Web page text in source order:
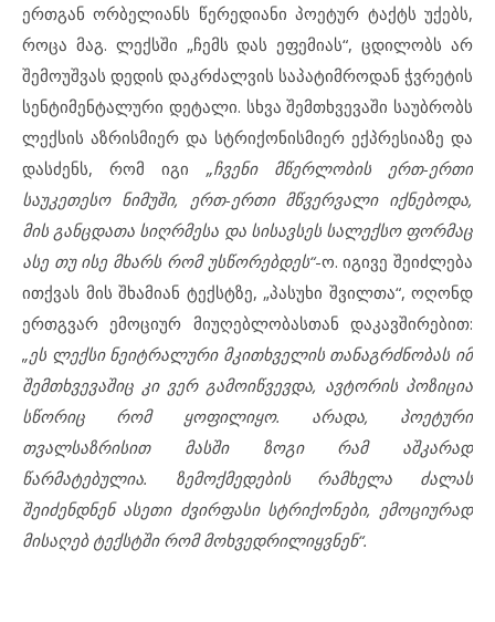
ერთგან ორბელიანს წერედიანი პოეტურ ტაქტს უქებს,
როცა მაგ. ლექსში „ჩემს დას ეფემიას“, ცდილობს არ
შემოუშვას დედის დაკრძალვის საპატიმროდან ჭვრეტის
სენტიმენტალური დეტალი. სხვა შემთხვევაში საუბრობს
ლექსის აზრისმიერ და სტრიქონისმიერ ექპრესიაზე და
დასძენს, რომ იგი „ჩვენი მწერლობის ერთ-ერთი
საუკეთესო ნიმუში, ერთ-ერთი მწვერვალი იქნებოდა,
მის განცდათა სიღრმესა და სისავსეს სალექსო ფორმაც
ასე თუ ისე მხარს რომ უსწორებდეს“-ო. იგივე შეიძლება
ითქვას მის შხამიან ტექსტზე, „პასუხი შვილთა“, ოღონდ
ერთგვარ ემოციურ მიუღებლობასთან დაკავშირებით:
„ეს ლექსი ნეიტრალური მკითხველის თანაგრძნობას იმ
შემთხვევაშიც კი ვერ გამოიწვევდა, ავტორის პოზიცია
სწორიც რომ ყოფილიყო. არადა, პოეტური
თვალსაზრისით მასში ზოგი რამ აშკარად
წარმატებულია. ზემოქმედების რამხელა ძალას
შეიძენდნენ ასეთი ძვირფასი სტრიქონები, ემოციურად
მისაღებ ტექსტში რომ მოხვედრილიყვნენ“.